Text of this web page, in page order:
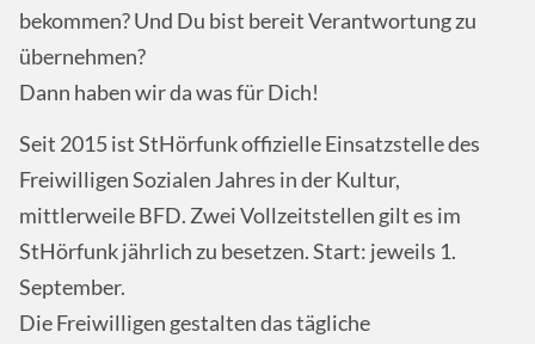
bekommen? Und Du bist bereit Verantwortung zu
übernehmen?
Dann haben wir da was für Dich!
Seit 2015 ist StHörfunk offizielle Einsatzstelle des
Freiwilligen Sozialen Jahres in der Kultur,
mittlerweile BFD. Zwei Vollzeitstellen gilt es im
StHörfunk jährlich zu besetzen. Start: jeweils 1.
September.
Die Freiwilligen gestalten das tägliche